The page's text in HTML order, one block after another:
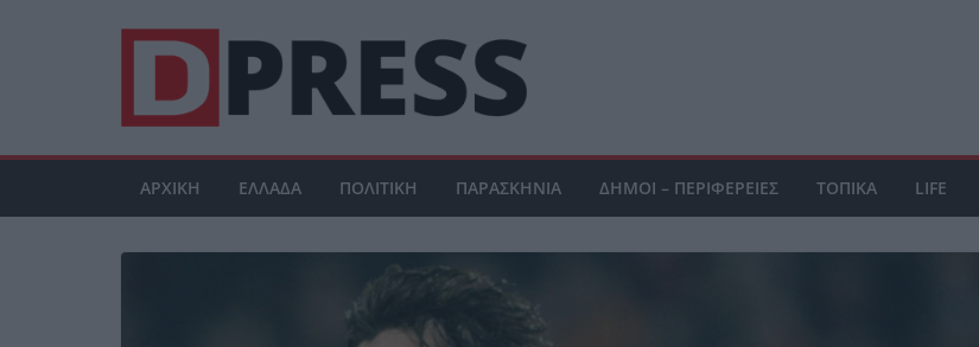
ΑΡΧΙΚΗ ΕΛΛΑΔΑ ΠΟΛΙΤΙΚΗ ΠΑΡΑΣΚΗΝΙΑ ΔΗΜΟΙ – ΠΕΡΙΦΕΡΕΙΕΣ ΤΟΠΙΚΑ LIFE